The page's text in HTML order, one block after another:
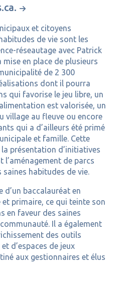
et citoyens
de vie sont les
réseautage avec Patrick
en place de plusieurs
de 2 300
dont il pourra
qui favorise le jeu libre, un
est valorisée, un
village au fleuve ou encore
qui a d’ailleurs été primé
et famille. Cette
présentation d’initiatives
l’aménagement de parcs
habitudes de vie.
baccalauréat en
primaire, ce qui teinte son
en faveur des saines
Il a également
des outils
d’espaces de jeux
aux gestionnaires et élus